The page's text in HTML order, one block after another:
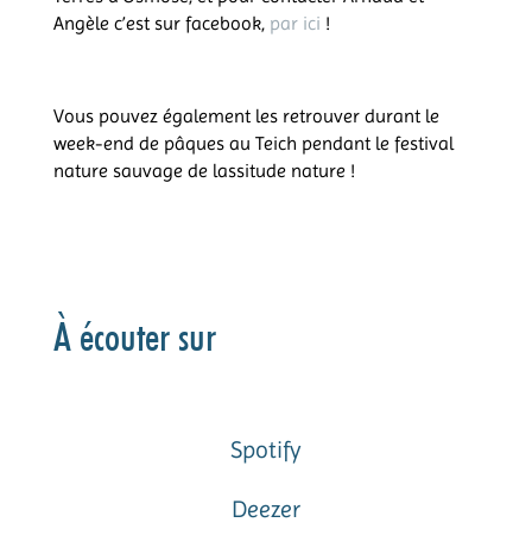
Angèle c’est sur facebook, par ici !
Vous pouvez également les retrouver durant le
week-end de pâques au Teich pendant le festival
nature sauvage de lassitude nature !
À écouter sur
Spotify
Deezer